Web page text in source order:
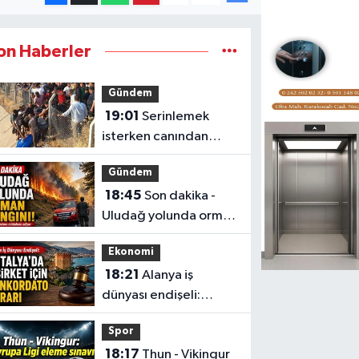
Haberler
Gündem
19:01 Serinlemek
isterken canından
oldu
Gündem
18:45 Son dakika -
Uludağ yolunda orman
yangını!
Ekonomi
18:21 Alanya iş
dünyası endişeli:
Antalya'da 6 şirket
için konkordato kararı
Spor
18:17